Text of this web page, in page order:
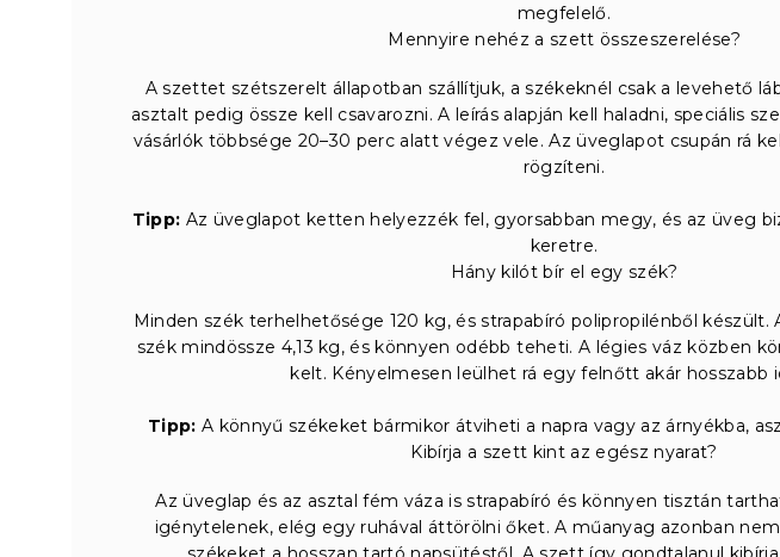
megfelelő.
Mennyire nehéz a szett összeszerelése?
A szettet szétszerelt állapotban szállítjuk, a székeknél csak a levehető
asztalt pedig össze kell csavarozni. A leírás alapján kell haladni, speciális
vásárlók többsége 20–30 perc alatt végez vele. Az üveglapot csupán rá
rögzíteni.
Tipp: Az üveglapot ketten helyezzék fel, gyorsabban megy, és az üveg
keretre.
Hány kilót bír el egy szék?
Minden szék terhelhetősége 120 kg, és strapabíró polipropilénből készült.
szék mindössze 4,13 kg, és könnyen odébb teheti. A légies váz közben
kelt. Kényelmesen leülhet rá egy felnőtt akár hosszabb
Tipp: A könnyű székeket bármikor átviheti a napra vagy az árnyékba,
Kibírja a szett kint az egész nyarat?
Az üveglap és az asztal fém váza is strapabíró és könnyen tisztán
igénytelenek, elég egy ruhával áttörölni őket. A műanyag azonban